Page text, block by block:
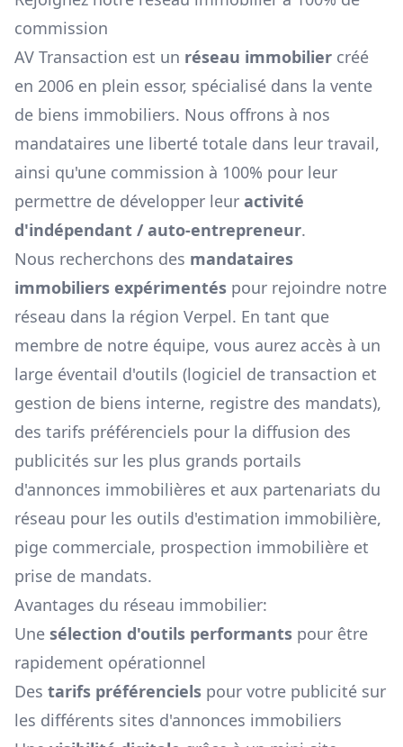
commission
AV Transaction est un réseau immobilier créé
en 2006 en plein essor, spécialisé dans la vente
de biens immobiliers. Nous offrons à nos
mandataires une liberté totale dans leur travail,
ainsi qu'une commission à 100% pour leur
permettre de développer leur activité
d'indépendant / auto-entrepreneur.
Nous recherchons des mandataires
immobiliers expérimentés pour rejoindre notre
réseau dans la région Verpel. En tant que
membre de notre équipe, vous aurez accès à un
large éventail d'outils (logiciel de transaction et
gestion de biens interne, registre des mandats),
des tarifs préférenciels pour la diffusion des
publicités sur les plus grands portails
d'annonces immobilières et aux partenariats du
réseau pour les outils d'estimation immobilière,
pige commerciale, prospection immobilière et
prise de mandats.
Avantages du réseau immobilier:
Une sélection d'outils performants pour être
rapidement opérationnel
Des tarifs préférenciels pour votre publicité sur
les différents sites d'annonces immobiliers